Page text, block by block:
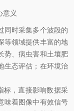
意义
同时采集多个波段的
等领域提供丰富的地
势、病虫害和土壤肥
生态评估；在环境治
标，直接影响数据采
味着图像中有效信号